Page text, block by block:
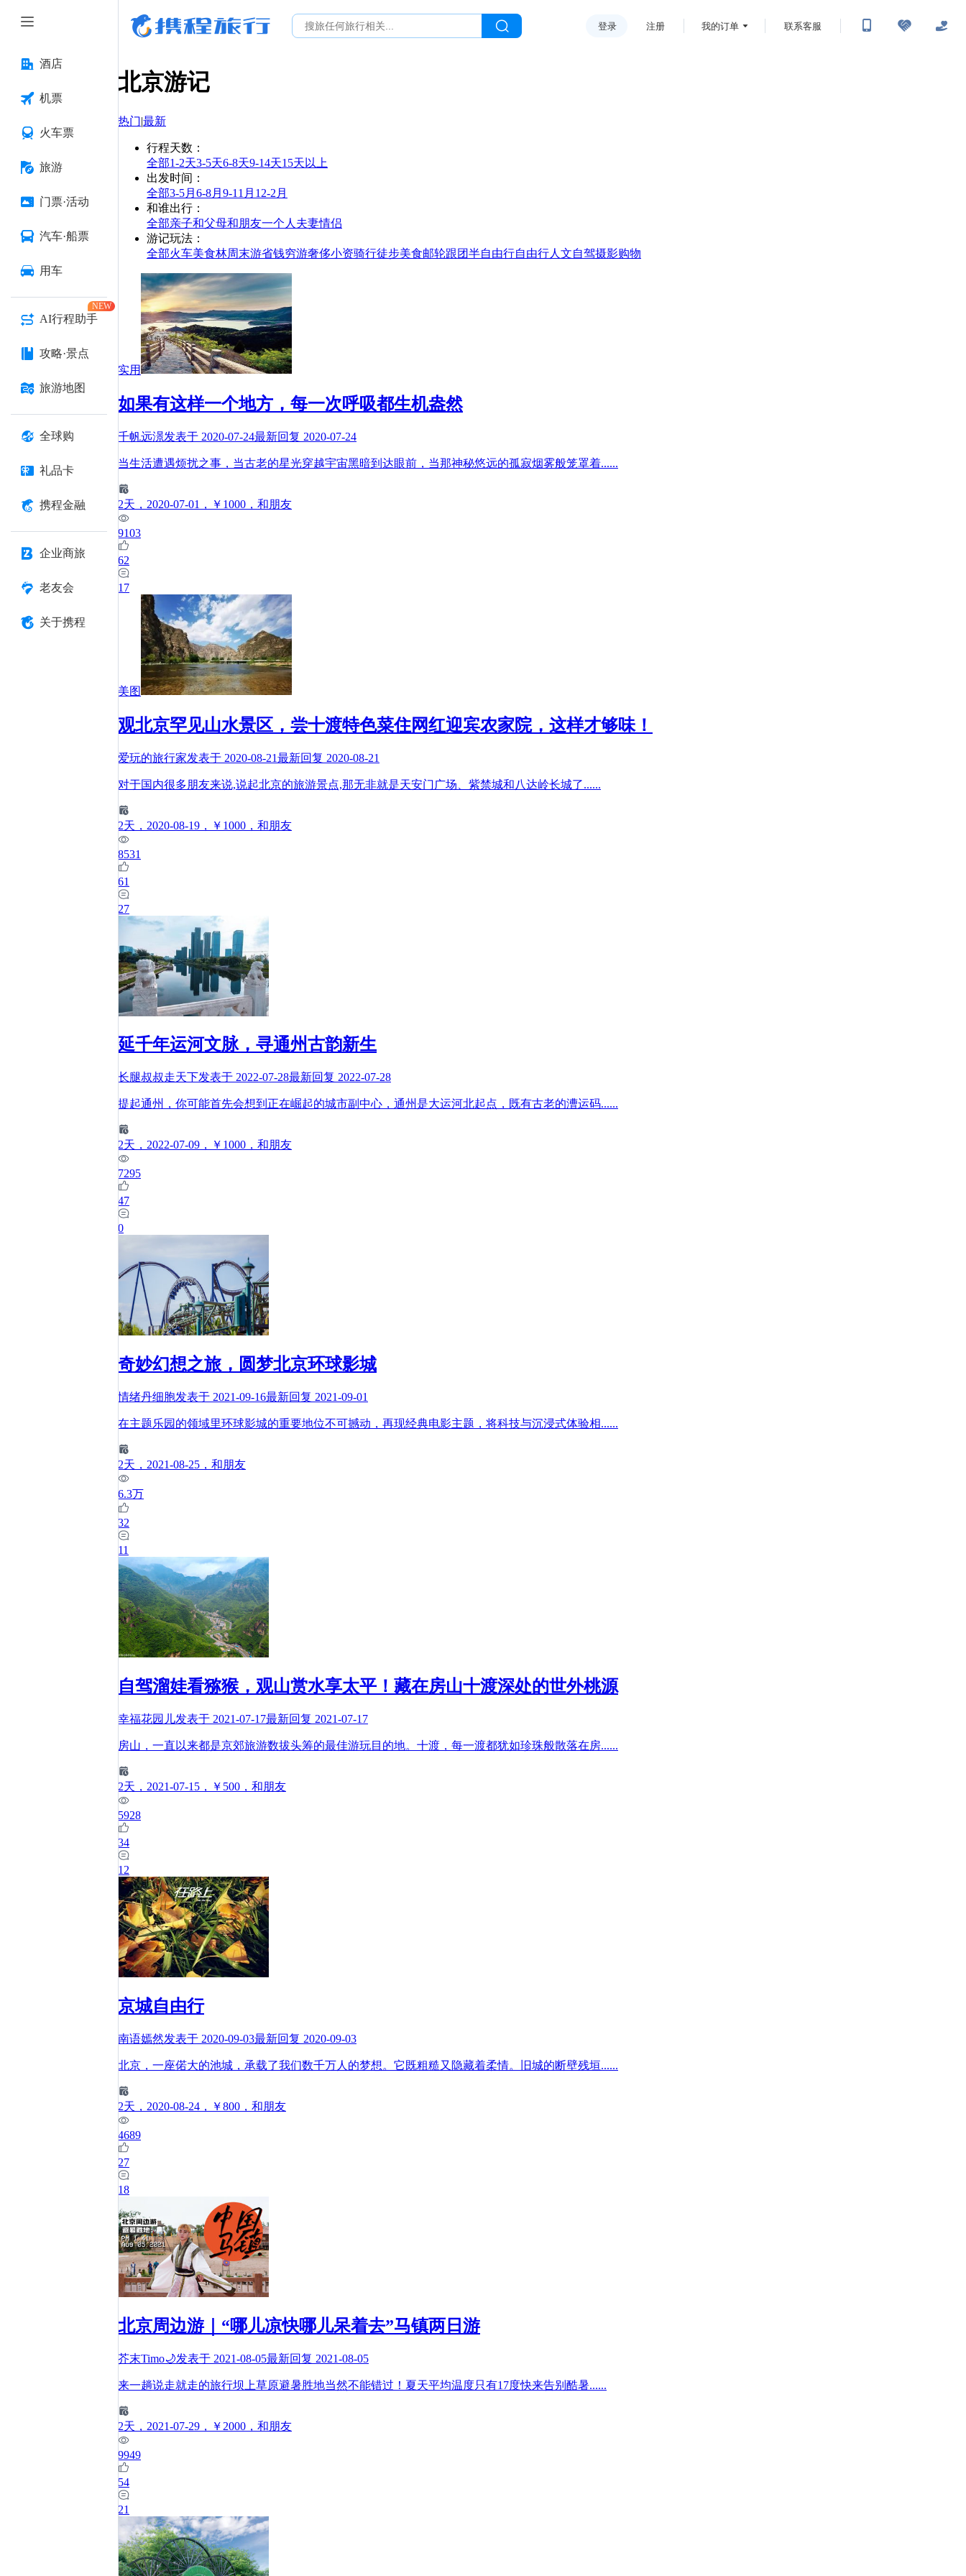
酒店
机票
火车票
旅游
门票·活动
汽车·船票
用车
AI行程助手
NEW
攻略·景点
旅游地图
全球购
礼品卡
携程金融
企业商旅
老友会
关于携程
登录 注册 我的订单 联系客服
北京游记
热门|最新
行程天数 ：
全部1-2天3-5天6-8天9-14天15天以上
出发时间 ：
全部3-5月 6-8月 9-11月 12-2月
和谁出行 ：
全部亲子和父母和朋友一个人 夫妻情侣
游记玩法 ：
全部火车美食林周末游省钱穷游奢侈小资骑行徒步美食邮轮跟团半自由行自由行人文自驾摄影购物
实用
如果有这样一个地方，每一次呼吸都生机盎然
千帆远澋发表于 2020-07-24最新回复 2020-07-24
当生活遭遇烦扰之事，当古老的星光穿越宇宙黑暗到达眼前，当那神秘悠远的孤寂烟雾般笼罩着......
2天 ，2020-07-01 ，￥1000 ，和朋友
9103
62
17
美图
观北京罕见山水景区，尝十渡特色菜住网红迎宾农家院，这样才够味！
爱玩的旅行家发表于 2020-08-21最新回复 2020-08-21
对于国内很多朋友来说,说起北京的旅游景点,那无非就是天安门广场、紫禁城和八达岭长城了......
2天 ，2020-08-19 ，￥1000 ，和朋友
8531
61
27
延千年运河文脉，寻通州古韵新生
长腿叔叔走天下发表于 2022-07-28最新回复 2022-07-28
提起通州，你可能首先会想到正在崛起的城市副中心，通州是大运河北起点，既有古老的漕运码......
2天 ，2022-07-09 ，￥1000 ，和朋友
7295
47
0
奇妙幻想之旅，圆梦北京环球影城
情绪丹细胞发表于 2021-09-16最新回复 2021-09-01
在主题乐园的领域里环球影城的重要地位不可撼动，再现经典电影主题，将科技与沉浸式体验相......
2天 ，2021-08-25 ，和朋友
6.3万
32
11
自驾溜娃看猕猴，观山赏水享太平！藏在房山十渡深处的世外桃源
幸福花园儿发表于 2021-07-17最新回复 2021-07-17
房山，一直以来都是京郊旅游数拔头筹的最佳游玩目的地。十渡，每一渡都犹如珍珠般散落在房......
2天 ，2021-07-15 ，￥500 ，和朋友
5928
34
12
京城自由行
南语嫣然发表于 2020-09-03最新回复 2020-09-03
北京，一座偌大的池城，承载了我们数千万人的梦想。它既粗糙又隐藏着柔情。旧城的断壁残垣......
2天 ，2020-08-24 ，￥800 ，和朋友
4689
27
18
北京周边游｜“哪儿凉快哪儿呆着去”马镇两日游
芥末Timo🌙发表于 2021-08-05最新回复 2021-08-05
来一趟说走就走的旅行坝上草原避暑胜地当然不能错过！夏天平均温度只有17度快来告别酷暑......
2天 ，2021-07-29 ，￥2000 ，和朋友
9949
54
21